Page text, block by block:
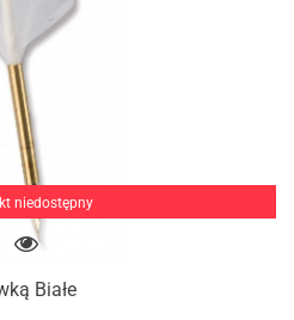
niedostępny
Białe